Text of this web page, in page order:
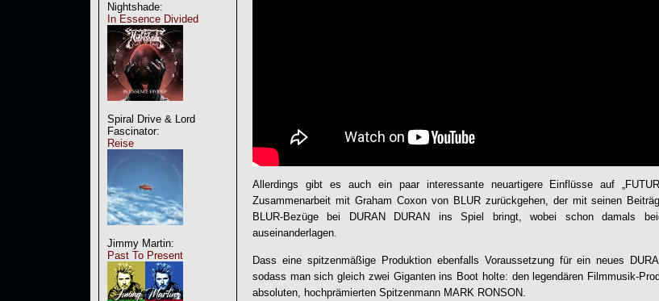
Nightshade:
In Essence Divided
Spiral Drive & Lord
Fascinator:
Reise
Jimmy Martin:
Past To Present
Allerdings gibt es auch ein paar interessante neuartigere Einflüsse auf „
Zusammenarbeit mit Graham Coxon von BLUR zurückgehen, der mit seinen
BLUR-Bezüge bei
DURAN DURAN ins Spiel bringt, wobei schon damals
auseinanderlagen.
Dass eine spitzenmäßige Produktion ebenfalls Voraussetzung für ein neues
sodass man sich gleich zwei Giganten ins Boot holte: den legendären Filmmusik-
absoluten, hochprämierten Spitzenmann MARK RONSON.